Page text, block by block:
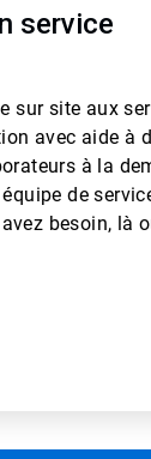
service
sur site aux
avec aide à
à la
de
besoin, là